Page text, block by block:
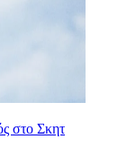
στο Σκητ